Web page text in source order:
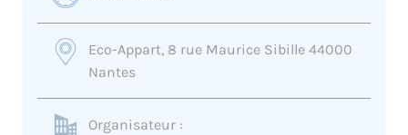
Eco-Appart, 8 rue Maurice Sibille 44000
Nantes
Organisateur :